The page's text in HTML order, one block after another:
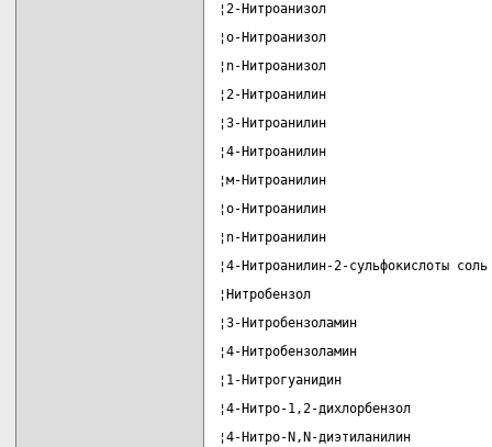
¦2-Нитроанизол
¦о-Нитроанизол
¦n-Нитроанизол
¦2-Нитроанилин
¦3-Нитроанилин
¦4-Нитроанилин
¦м-Нитроанилин
¦о-Нитроанилин
¦n-Нитроанилин
¦4-Нитроанилин-2-
¦Нитробензол
¦3-Нитробензоламин
¦4-Нитробензоламин
¦1-Нитрогуанидин
¦4-Нитро-1,2-дихлорбензол
¦4-Нитро-N,N-диэтиланилин